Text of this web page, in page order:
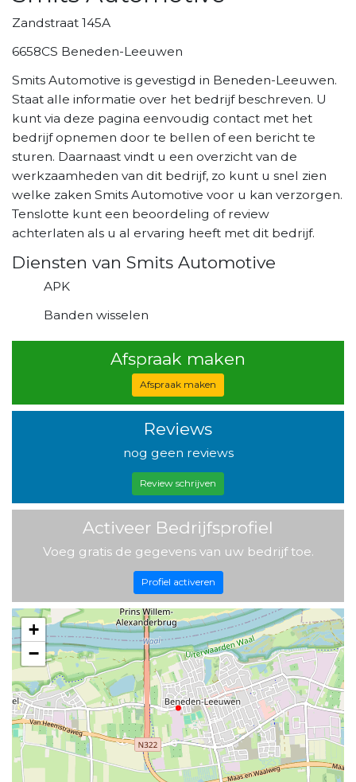
Zandstraat 145A
6658CS Beneden-Leeuwen
Smits Automotive is gevestigd in Beneden-Leeuwen.
Staat alle informatie over het bedrijf beschreven. U
kunt via deze pagina eenvoudig contact met het
bedrijf opnemen door te bellen of een bericht te
sturen. Daarnaast vindt u een overzicht van de
werkzaamheden van dit bedrijf, zo kunt u snel zien
welke zaken Smits Automotive voor u kan verzorgen.
Tenslotte kunt een beoordeling of review
achterlaten als u al ervaring heeft met dit bedrijf.
Diensten van Smits Automotive
APK
Banden wisselen
Afspraak maken
Afspraak maken
Reviews
nog geen reviews
Review schrijven
Activeer Bedrijfsprofiel
Voeg gratis de gegevens van uw bedrijf toe.
Profiel activeren
+
−